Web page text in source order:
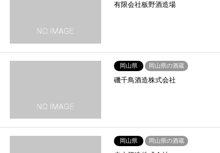
有限会社板野酒造場
岡山県 岡山県の酒蔵
磯千鳥酒造株式会社
岡山県 岡山県の酒蔵